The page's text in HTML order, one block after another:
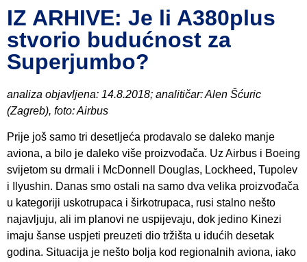
IZ ARHIVE: Je li A380plus
stvorio budućnost za
Superjumbo?
analiza objavljena: 14.8.2018; analitičar: Alen Šćuric
(Zagreb), foto: Airbus
Prije još samo tri desetljeća prodavalo se daleko manje
aviona, a bilo je daleko više proizvođača. Uz Airbus i Boeing
svijetom su drmali i McDonnell Douglas, Lockheed, Tupolev
i Ilyushin. Danas smo ostali na samo dva velika proizvođača
u kategoriji uskotrupaca i širkotrupaca, rusi stalno nešto
najavljuju, ali im planovi ne uspijevaju, dok jedino Kinezi
imaju šanse uspjeti preuzeti dio tržišta u idućih desetak
godina. Situacija je nešto bolja kod regionalnih aviona, iako